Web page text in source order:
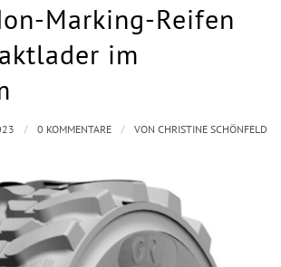
Marking-Reifen
im
/ 0 KOMMENTARE / VONCHRISTINE SCHÖNFELD